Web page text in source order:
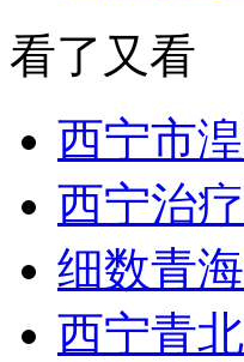
看了又看
西宁市
西宁治
细数青
西宁青